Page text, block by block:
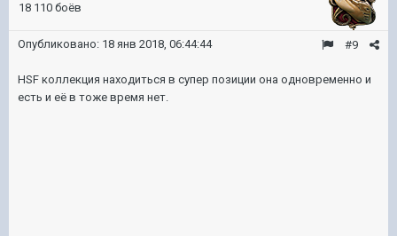
18 110 боёв
#9
Опубликовано: 18 янв 2018, 06:44:44
HSF коллекция находиться в супер позиции она одновременно и
есть и её в тоже время нет.